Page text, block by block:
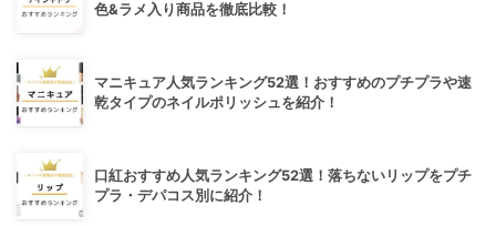
色&ラメ入り商品を徹底比較！
マニキュア人気ランキング52選！おすすめのプチプラや速
乾タイプのネイルポリッシュを紹介！
口紅おすすめ人気ランキング52選！落ちないリップをプチ
プラ・デパコス別に紹介！